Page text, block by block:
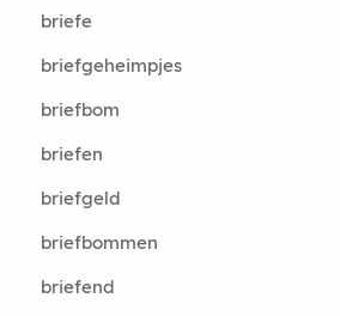
briefe
briefgeheimpjes
briefbom
briefen
briefgeld
briefbommen
briefend